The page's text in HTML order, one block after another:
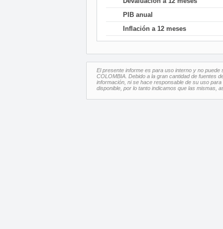
PIB anual
Inflación a 12 meses
El presente informe es para uso interno y no
COLOMBIA. Debido a la gran cantidad de fuentes
información, ni se hace responsable de su uso
disponible, por lo tanto indicamos que las mismas,